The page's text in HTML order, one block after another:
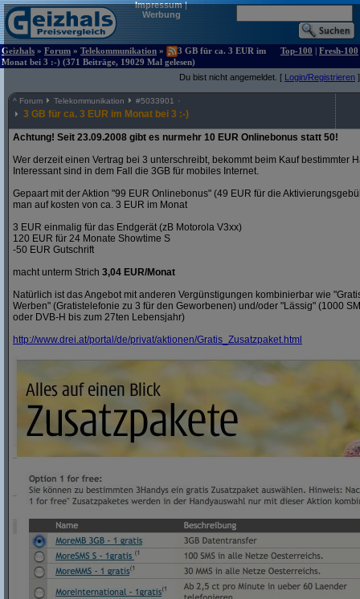
Impressum|
Werbung
Geizhals » Forum » Telekommunikation »
3 GB für ca. 3 EUR im
Monat bei 3 :-) (371 Beiträge, 19029 Mal gelesen)
Top-100 | Fresh-100
Du bist nicht angemeldet. [ Login/Registrieren ]
^ Forum Telekommunikation #5033901
3 GB für ca. 3 EUR im Monat bei 3 :-)
Achtung! Seit 23.09.2008 gibt es nurmehr 10 EUR Onlinebonus statt 50!
Wer derzeit einen Vertrag bei 3 unterschreibt, bekommt beim Kauf bestimmter
Interessant sind in dem Fall die 3GB für mobiles Internet.
Gepaart mit der Aktion "99 EUR Onlinebonus" (49 EUR für die
man auf kosten von ca. 3 EUR im Monat
3 EUR einmalig für das Endgerät (zB Motorola V3xx)
120 EUR für 24 Monate Showtime S
-50 EUR Gutschrift
macht unterm Strich 3,04 EUR/Monat
Natürlich ist das Angebot mit anderen Vergünstigungen kombinierbar wie
Werben" (Gratistelefonie zu 3 für den Geworbenen) und/oder "Lässig" (1000
oder DVB-H bis zum 27ten Lebensjahr)
http://www.drei.at/portal/de/privat/aktionen/Gratis_Zusatzpaket.html